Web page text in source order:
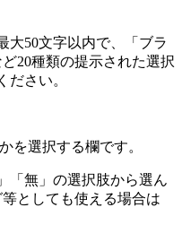
大50文字以内で、「ブラ
20種類の提示された選択
ださい。
を選択する欄です。
「無」の選択肢から選ん
としても使える場合は